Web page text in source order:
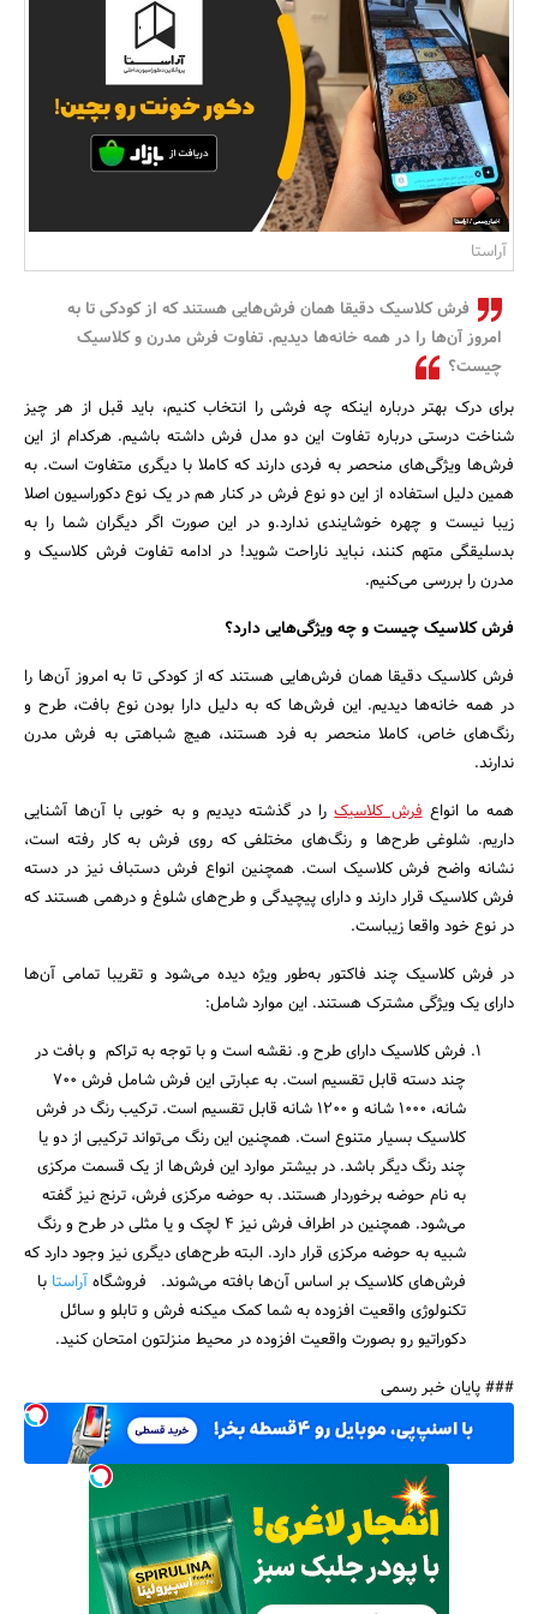
بانک، بیمه و سرمایه
مسکن و ساختمان
جستجو
آراستا
فرش کلاسیک دقیقا همان فرش‌هایی هستند که از کودکی تا به
امروز آن‌ها را در همه خانه‌ها دیدیم. تفاوت فرش مدرن و کلاسیک
چیست؟
برای درک بهتر درباره اینکه چه فرشی را انتخاب کنیم، باید قبل از هر چیز
شناخت درستی درباره تفاوت این دو مدل فرش داشته باشیم. هرکدام از این
فرش‌ها ویژگی‌های منحصر به فردی دارند که کاملا با دیگری متفاوت است. به
همین دلیل استفاده از این دو نوع فرش در کنار هم در یک نوع دکوراسیون اصلا
زیبا نیست و چهره خوشایندی ندارد.و در این صورت اگر دیگران شما را به
بدسلیقگی متهم کنند، نباید ناراحت شوید! در ادامه تفاوت فرش کلاسیک و
مدرن را بررسی می‌کنیم.
فرش کلاسیک چیست و چه ویژگی‌هایی دارد؟
فرش کلاسیک دقیقا همان فرش‌هایی هستند که از کودکی تا به امروز آن‌ها را
در همه خانه‌ها دیدیم. این فرش‌ها که به دلیل دارا بودن نوع بافت، طرح و
رنگ‌های خاص، کاملا منحصر به فرد هستند، هیچ شباهتی به فرش مدرن
ندارند.
همه ما انواعفرش‌ کلاسیکرا در گذشته دیدیم و به خوبی با آن‌ها آشنایی
داریم. شلوغی طرح‌ها و رنگ‌های مختلفی که روی فرش به کار رفته است،
نشانه واضح فرش کلاسیک است. همچنین انواع فرش دستباف نیز در دسته
فرش کلاسیک قرار دارند و دارای پیچیدگی و طرح‌های شلوغ و درهمی هستند که
در نوع خود واقعا زیباست.
در فرش کلاسیک چند فاکتور به‌طور ویژه دیده می‌شود و تقریبا تمامی آن‌ها
دارای یک ویژگی مشترک هستند. این موارد شامل:
فرش کلاسیک دارای طرح و. نقشه است و با توجه به تراکم و بافت در
چند دسته قابل تقسیم است. به عبارتی این فرش شامل فرش 700
شانه، 1000 شانه و 1200 شانه قابل تقسیم است. ترکیب رنگ در فرش
کلاسیک بسیار متنوع است. همچنین این رنگ می‌تواند ترکیبی از دو یا
چند رنگ دیگر باشد. در بیشتر موارد این فرش‌ها از یک قسمت مرکزی
به نام حوضه برخوردار هستند. به حوضه مرکزی فرش، ترنج نیز گفته
می‌شود. همچنین در اطراف فرش نیز 4 لچک و یا مثلی در طرح و رنگ
شبیه به حوضه مرکزی قرار دارد. البته طرح‌های دیگری نیز وجود دارد که
فرش‌های کلاسیک بر اساس آن‌ها بافته می‌شوند. فروشگاهآراستا با
تکنولوژی واقعیت افزوده به شما کمک میکنه فرش و تابلو و سائل
دکوراتیو رو بصورت واقعیت افزوده در محیط منزلتون امتحان کنید.
### پایان خبر رسمی